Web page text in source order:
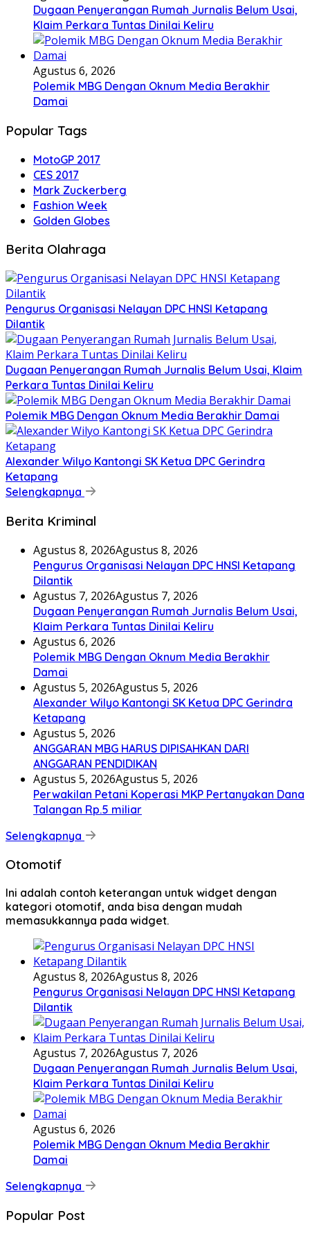
Dugaan Penyerangan Rumah Jurnalis Belum Usai,
Klaim Perkara Tuntas Dinilai Keliru
Agustus 6, 2026
Polemik MBG Dengan Oknum Media Berakhir
Damai
Popular Tags
MotoGP 2017
CES 2017
Mark Zuckerberg
Fashion Week
Golden Globes
Berita Olahraga
Pengurus Organisasi Nelayan DPC HNSI Ketapang
Dilantik
Dugaan Penyerangan Rumah Jurnalis Belum Usai, Klaim
Perkara Tuntas Dinilai Keliru
Polemik MBG Dengan Oknum Media Berakhir Damai
Alexander Wilyo Kantongi SK Ketua DPC Gerindra
Ketapang
Selengkapnya
Berita Kriminal
Agustus 8, 2026Agustus 8, 2026
Pengurus Organisasi Nelayan DPC HNSI Ketapang
Dilantik
Agustus 7, 2026Agustus 7, 2026
Dugaan Penyerangan Rumah Jurnalis Belum Usai,
Klaim Perkara Tuntas Dinilai Keliru
Agustus 6, 2026
Polemik MBG Dengan Oknum Media Berakhir
Damai
Agustus 5, 2026Agustus 5, 2026
Alexander Wilyo Kantongi SK Ketua DPC Gerindra
Ketapang
Agustus 5, 2026
ANGGARAN MBG HARUS DIPISAHKAN DARI
ANGGARAN PENDIDIKAN
Agustus 5, 2026Agustus 5, 2026
Perwakilan Petani Koperasi MKP Pertanyakan Dana
Talangan Rp.5 miliar
Selengkapnya
Otomotif
Ini adalah contoh keterangan untuk widget dengan
kategori otomotif, anda bisa dengan mudah
memasukkannya pada widget.
Agustus 8, 2026Agustus 8, 2026
Pengurus Organisasi Nelayan DPC HNSI Ketapang
Dilantik
Agustus 7, 2026Agustus 7, 2026
Dugaan Penyerangan Rumah Jurnalis Belum Usai,
Klaim Perkara Tuntas Dinilai Keliru
Agustus 6, 2026
Polemik MBG Dengan Oknum Media Berakhir
Damai
Selengkapnya
Popular Post